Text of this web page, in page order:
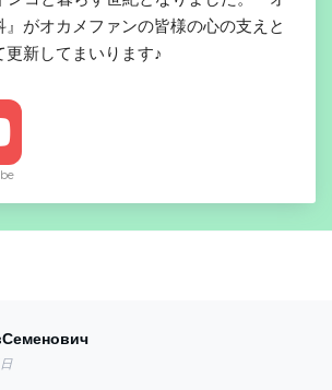
』がオカメファンの皆様の心の支えと
更新してまいります♪